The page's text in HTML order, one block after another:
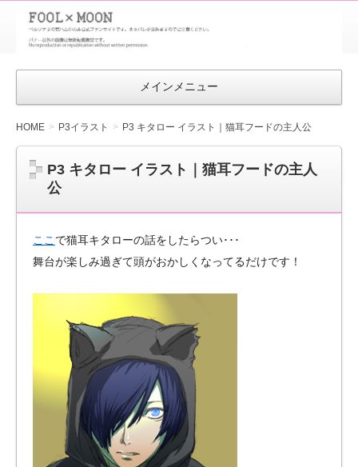
FOOL×MOON
｜ペルソナ
3 荒ハム中
メインメニュー
HOME P3イラスト P3 キタロー イラスト｜猫耳フードの主人公
P3 キタロー イラスト｜猫耳フードの主人
公
ここ で猫耳キタローの話をしたらつい･･･
舞台が楽しみ過ぎて頭がおかしくなってるだけです！